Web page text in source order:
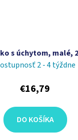
s úchytom, malé,
2 - 4 týždne
€16,79
DO KOŠÍKA